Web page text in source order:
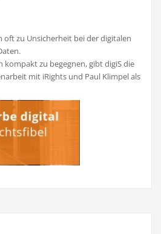
oft zu Unsicherheit bei der digitalen
kompakt zu begegnen, gibt digiS die
mit iRights und Paul Klimpel als